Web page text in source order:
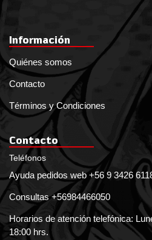
Información
Quiénes somos
Contacto
Términos y Condiciones
Contacto
Teléfonos
Ayuda pedidos web +56 9 3426
Consultas +56984466050
Horarios de atención telefónica:
18:00 hrs.